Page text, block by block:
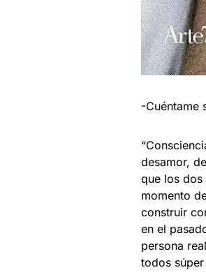
-Cuéntame
desamor,
que los dos
momento
construir
en el
persona
todos